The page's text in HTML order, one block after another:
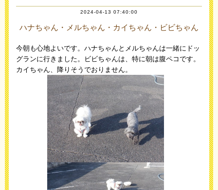
2024-04-13 07:40:00
ハナちゃん・メルちゃん・カイちゃん・ビビちゃん
今朝も心地よいです。ハナちゃんとメルちゃんは一緒にドッ
グランに行きました。ビビちゃんは、特に朝は腹ペコです。
カイちゃん、降りそうでおりません。